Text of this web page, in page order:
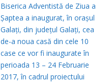
Biserica Adventistă de Ziua a
Șaptea a inaugurat, în orașul
Galați, din județul Galați, cea
de-a noua casă din cele 10
case ce vor fi inaugurate în
perioada 13 – 24 Februarie
2017, în cadrul proiectului